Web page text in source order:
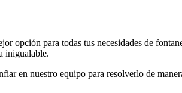
opción para todas tus necesidades de
inigualable.
en nuestro equipo para resolverlo de